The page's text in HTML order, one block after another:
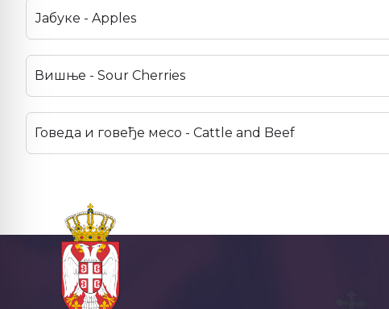
Јабуке - Apples
Вишње - Sour Cherries
Говеда и говеђе месо - Cattle and Beef